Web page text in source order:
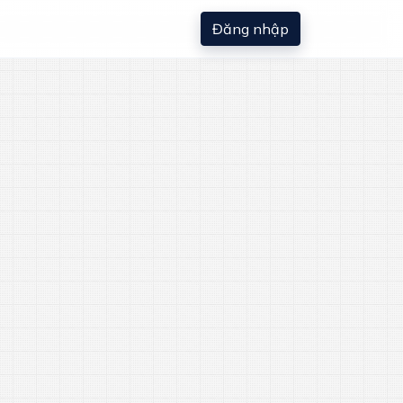
Đăng nhập